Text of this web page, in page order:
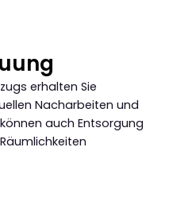
erhalten Sie
Nacharbeiten und
auch Entsorgung